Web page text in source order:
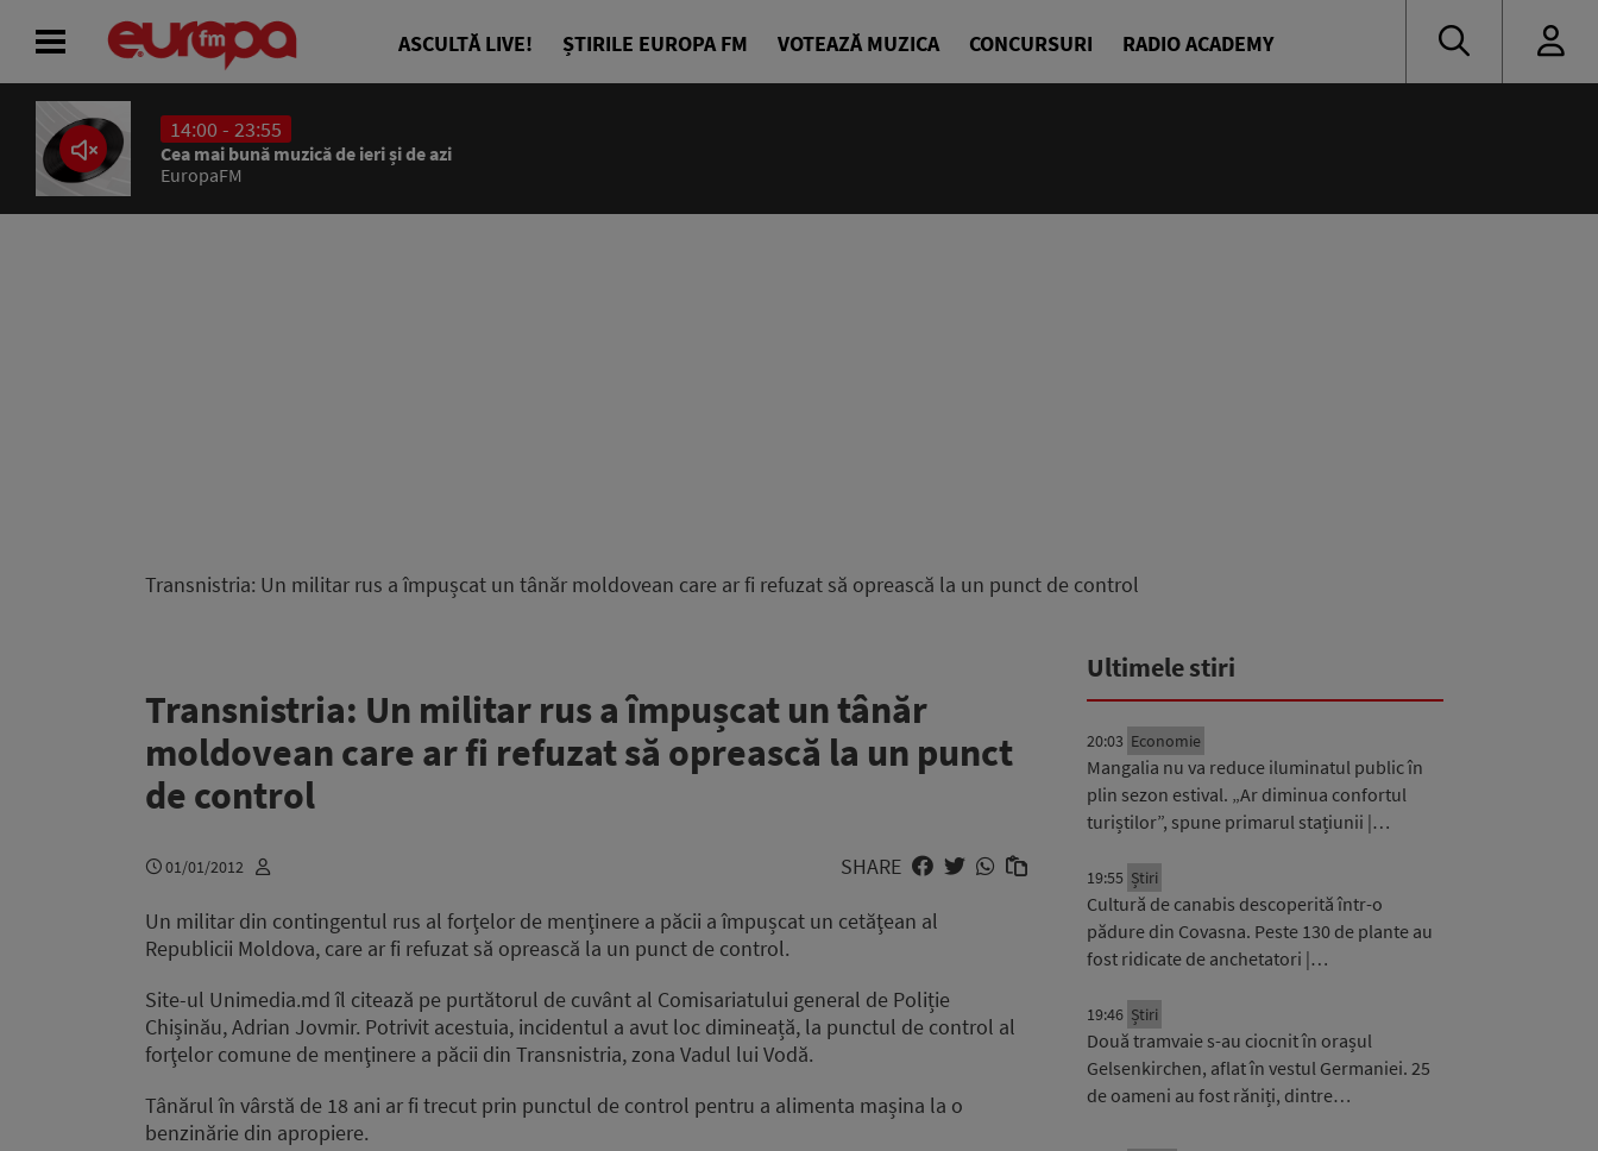
ASCULTĂ LIVE! ȘTIRILE EUROPA FM VOTEAZĂ MUZICA CONCURSURI RADIO ACADEMY
14:00 - 23:55
Cea mai bună muzică de ieri și de azi
EuropaFM
Transnistria: Un militar rus a împușcat un tânăr moldovean care ar fi refuzat să oprească la un punct de control
Transnistria: Un militar rus a împușcat un tânăr
moldovean care ar fi refuzat să oprească la un punct
de control
01/01/2012
SHARE
Un militar din contingentul rus al forţelor de menţinere a păcii a împușcat un cetăţean al
Republicii Moldova, care ar fi refuzat să oprească la un punct de control.
Site-ul Unimedia.md îl citează pe purtătorul de cuvânt al Comisariatului general de Poliție
Chișinău, Adrian Jovmir. Potrivit acestuia, incidentul a avut loc dimineață, la punctul de control al
forţelor comune de menţinere a păcii din Transnistria, zona Vadul lui Vodă.
Tânărul în vârstă de 18 ani ar fi trecut prin punctul de control pentru a alimenta mașina la o
benzinărie din apropiere.
Ultimele stiri
20:03 Economie
Mangalia nu va reduce iluminatul public în
plin sezon estival. „Ar diminua confortul
turiștilor”, spune primarul stațiunii |…
19:55 Știri
Cultură de canabis descoperită într-o
pădure din Covasna. Peste 130 de plante au
fost ridicate de anchetatori |…
19:46 Știri
Două tramvaie s-au ciocnit în orașul
Gelsenkirchen, aflat în vestul Germaniei. 25
de oameni au fost răniți, dintre…
ACASĂ
ȘTIRI